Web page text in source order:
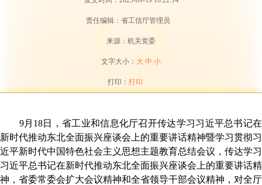
责任编辑：省工信厅管理员
来源：机关党委
文字大小： 大 中 小
打印： 打印
9月 18日，省工业和信息化厅召开传达学习习近平总书记在
新时代推动东北全面振兴座谈会上的重要讲话精神暨学习贯彻习
近平新时代中国特色社会主义思想主题教育总结会议，传达学习
习近平总书记在新时代推动东北全面振兴座谈会上的重要讲话精
神，省委常委会扩大会议精神和全省领导干部会议精神，对全厅